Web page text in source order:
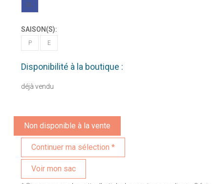
BL
SAISON(S):
P E
Disponibilité à la boutique :
déjà vendu
Non disponible à la vente
Voir mon sac